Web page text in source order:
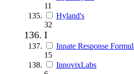
11
Hyland's
32
I
Innate Response
15
InnovixLabs